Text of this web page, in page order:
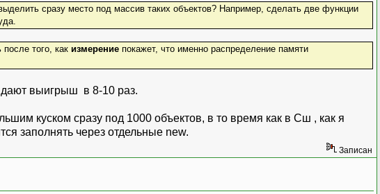
сразу место под массив таких объектов? Например, сделать две функции
того, как измерениепокажет, что именно распределение памяти
выигрыш в 8-10 раз.
куском сразу под 1000 объектов, в то время как в Сш , как я
заполнять через отдельные new.
Записан